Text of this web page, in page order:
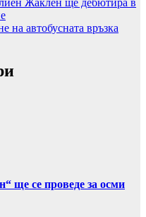
Жаклен ще дебютира в
на автобусната връзка
ще се проведе за осми